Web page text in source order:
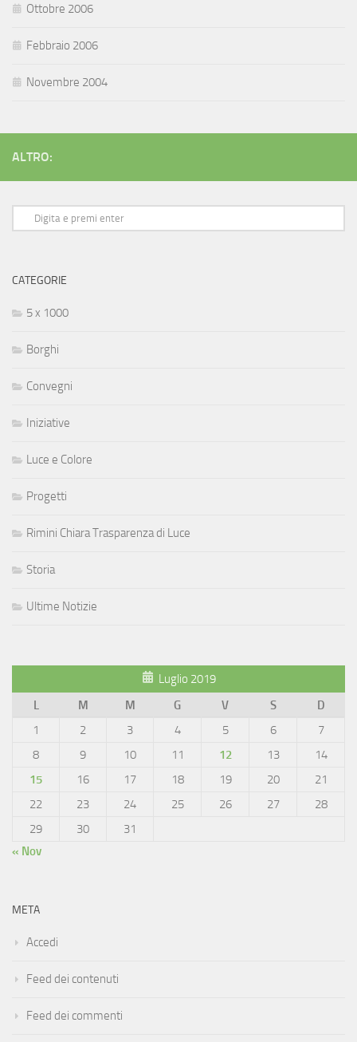
Ottobre 2006
Febbraio 2006
Novembre 2004
ALTRO:
CATEGORIE
5 x 1000
Borghi
Convegni
Iniziative
Luce e Colore
Progetti
Rimini Chiara Trasparenza di Luce
Storia
Ultime Notizie
Luglio 2019
L
M M G V S
D
1
2 3 4 5 6
7
8
9 10 11 12 13
14
15
16 17 18 19 20
21
22
23 24 25 26 27
28
29
30
31
« Nov
META
Accedi
Feed dei contenuti
Feed dei commenti